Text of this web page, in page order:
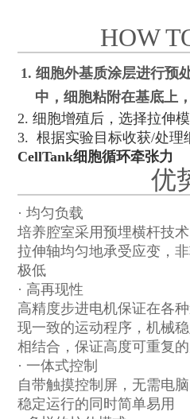
HOW
1. 细胞外基质涂层进行预
中，细胞粘附在基底上
2. 细胞增殖后，选择拉伸
3. 根据实验目标收获/处理
CellTank细胞循环牵张力
优
· 均匀负载
培养腔室采用预埋横杆技
拉伸轴均匀地承受应变，
极低
· 高再现性
高精度步进电机保证在各
现一致的运动程序，机械
相结合，保证高度可重复
· 一体式控制
自带触摸控制屏，无需电
稳定运行的同时简单易用